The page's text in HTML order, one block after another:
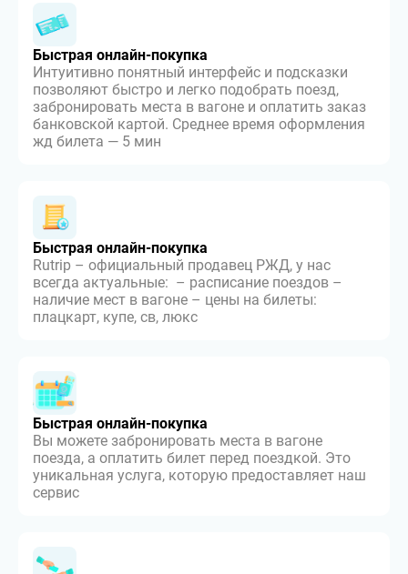
Быстрая онлайн-покупка
Интуитивно понятный интерфейс и подсказки
позволяют быстро и легко подобрать поезд,
забронировать места в вагоне и оплатить заказ
банковской картой. Среднее время оформления
жд билета — 5 мин
Быстрая онлайн-покупка
Rutrip – официальный продавец РЖД, у нас
всегда актуальные: – расписание поездов –
наличие мест в вагоне – цены на билеты:
плацкарт, купе, св, люкс
Быстрая онлайн-покупка
Вы можете забронировать места в вагоне
поезда, а оплатить билет перед поездкой. Это
уникальная услуга, которую предоставляет наш
сервис